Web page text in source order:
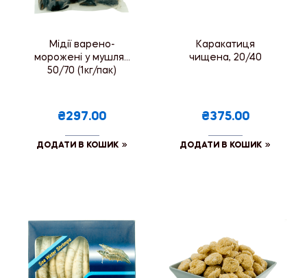
Мідії варено-
морожені у мушлях
50/70 (1кг/пак)
₴297.00
ДОДАТИ В КОШИК
Каракатиця
чищена, 20/40
₴375.00
ДОДАТИ В КОШИК